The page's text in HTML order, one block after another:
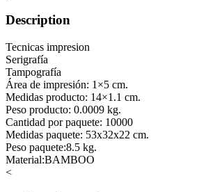
Description
Tecnicas impresion
Serigrafía
Tampografía
Área de impresión: 1×5 cm.
Medidas producto: 14×1.1 cm.
Peso producto: 0.0009 kg.
Cantidad por paquete: 10000
Medidas paquete: 53x32x22 cm.
Peso paquete:8.5 kg.
Material:BAMBOO
<